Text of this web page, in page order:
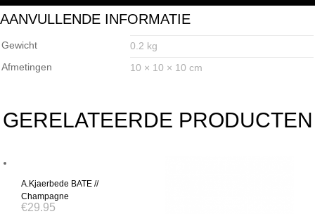
AANVULLENDE INFORMATIE
Gewicht
0.2 kg
Afmetingen
10 × 10 × 10 cm
GERELATEERDE PRODUCTEN
A.Kjaerbede BATE //
Champagne
€29.95